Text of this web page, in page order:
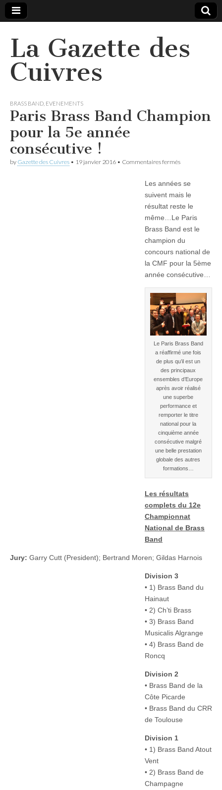
La Gazette des
Cuivres
BRASS BAND EVENEMENTS
Paris Brass Band Champion
pour la 5e année
consécutive !
by Gazette des Cuivres • 19 janvier 2016 • Commentaires ferméssur
Band
Champion
la
5e
année
consécutive
!
Les années se
suivent mais le
résultat reste le
même…Le Paris
Brass Band est le
champion du
concours national de
la CMF pour la 5ème
année consécutive…
Le Paris Brass Band
a réaffirmé une fois
de plus qu’il est un
des principaux
ensembles d’Europe
après avoir réalisé
une superbe
performance et
remporter le titre
national pour la
cinquième année
consécutive malgré
une belle prestation
globale des autres
formations…
Les résultats
complets du 12e
Championnat
National de Brass
Band
Jury: Garry Cutt (President); Bertrand Moren; Gildas Harnois
Division 3
• 1) Brass Band du
Hainaut
• 2) Ch’ti Brass
• 3) Brass Band
Musicalis Algrange
• 4) Brass Band de
Roncq
Division 2
• Brass Band de la
Côte Picarde
• Brass Band du CRR
de Toulouse
Division 1
• 1) Brass Band Atout
Vent
• 2) Brass Band de
Champagne